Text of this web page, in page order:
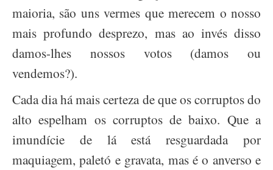
maioria, são uns vermes que merecem o nosso
mais profundo desprezo, mas ao invés disso
damos-lhes nossos votos (damos ou
vendemos?).
Cada dia há mais certeza de que os corruptos do
alto espelham os corruptos de baixo. Que a
imundície de lá está resguardada por
maquiagem, paletó e gravata, mas é o anverso e